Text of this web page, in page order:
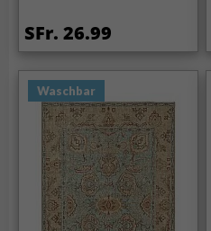
SFr. 26.99
Waschbar